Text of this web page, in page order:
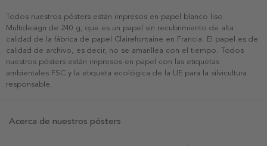
Todos nuestros pósters están impresos en papel blanco liso
Multidesign de 240 g, que es un papel sin recubrimiento de alta
calidad de la fábrica de papel Clairefontaine en Francia. El papel es de
calidad de archivo, es decir, no se amarillea con el tiempo. Todos
nuestros pósters están impresos en papel con las etiquetas
ambientales FSC y la etiqueta ecológica de la UE para la silvicultura
responsable.
Acerca de nuestros pósters